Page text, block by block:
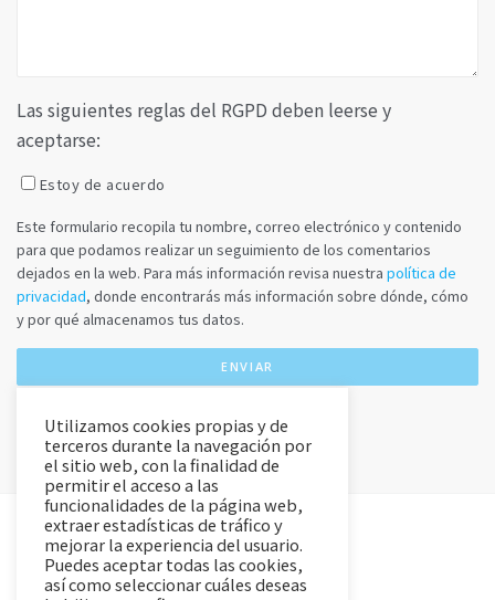
Las siguientes reglas del RGPD deben leerse y
aceptarse:
Estoy de acuerdo
Este formulario recopila tu nombre, correo electrónico y contenido
para que podamos realizar un seguimiento de los comentarios
dejados en la web. Para más información revisa nuestra política de
privacidad, donde encontrarás más información sobre dónde, cómo
y por qué almacenamos tus datos.
Utilizamos cookies propias y de
terceros durante la navegación por
el sitio web, con la finalidad de
permitir el acceso a las
funcionalidades de la página web,
extraer estadísticas de tráfico y
mejorar la experiencia del usuario.
Puedes aceptar todas las cookies,
así como seleccionar cuáles deseas